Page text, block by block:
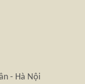
- Hà Nội